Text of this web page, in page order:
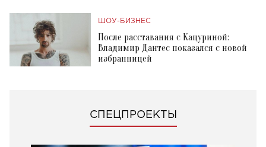
ШОУ-БИЗНЕС
После расставания с Кацуриной:
Владимир Дантес показался с новой
избранницей
СПЕЦПРОЕКТЫ